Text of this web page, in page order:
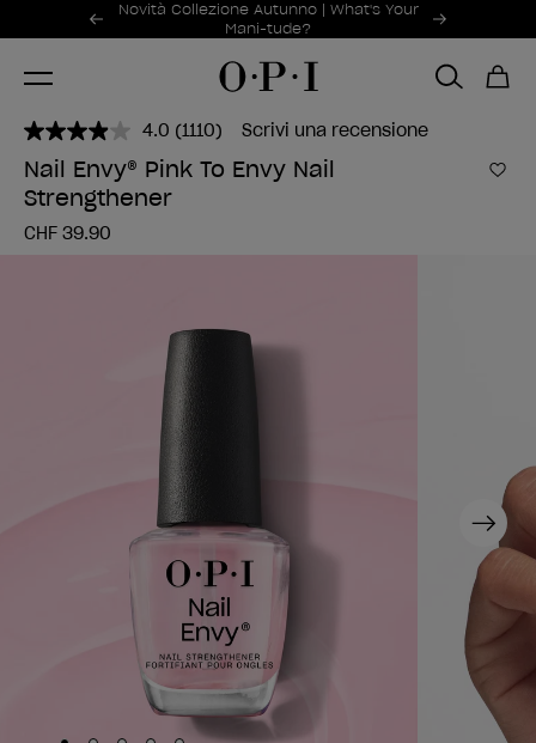
Offerte promozionali
Novità Collezione Autunno | What's Your
Mani-tude?
Item 1 of 2
4.0 Leggi
1110
recensioni.
(1110) Scrivi una recensione
Nail Envy® Pink To Envy Nail
Strengthener
CHF 39.90
Next